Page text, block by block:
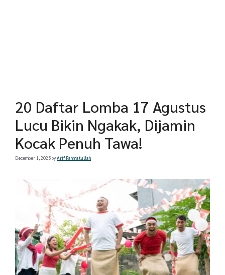
20 Daftar Lomba 17 Agustus
Lucu Bikin Ngakak, Dijamin
Kocak Penuh Tawa!
December 1, 2025byArif Rahmatullah